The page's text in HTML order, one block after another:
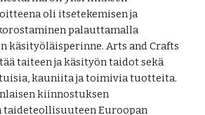
oli itsetekemisen ja
palauttamalla
käsityöläisperinne. Arts and Crafts
taiteen ja käsityön taidot sekä
kauniita ja toimivia tuotteita.
kiinnostuksen
taideteollisuuteen Euroopan